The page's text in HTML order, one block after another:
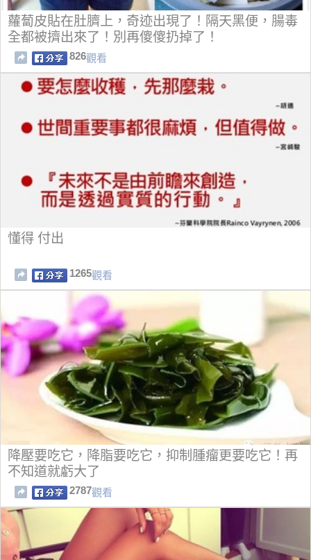
蘿蔔皮貼在肚臍上，奇迹出現了！隔天黑便，腸毒
全都被擠出來了！別再傻傻扔掉了！
826觀看
懂得 付出
1265觀看
降壓要吃它，降脂要吃它，抑制腫瘤更要吃它！再
不知道就虧大了
2787觀看